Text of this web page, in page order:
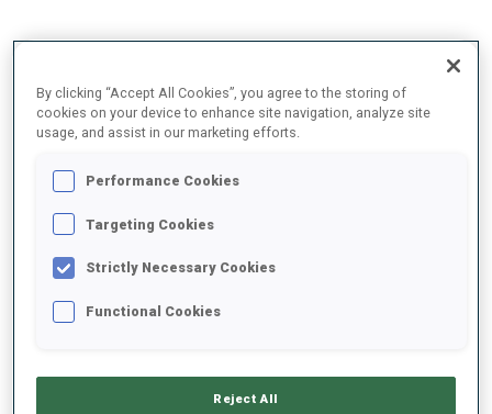
2025/2026
MOYENNE DE PERFORMANCE
By clicking “Accept All Cookies”, you agree to the storing of
cookies on your device to enhance site navigation, analyze site
usage, and assist in our marketing efforts.
Performance Cookies
Targeting Cookies
Strictly Necessary Cookies
Functional Cookies
Reject All